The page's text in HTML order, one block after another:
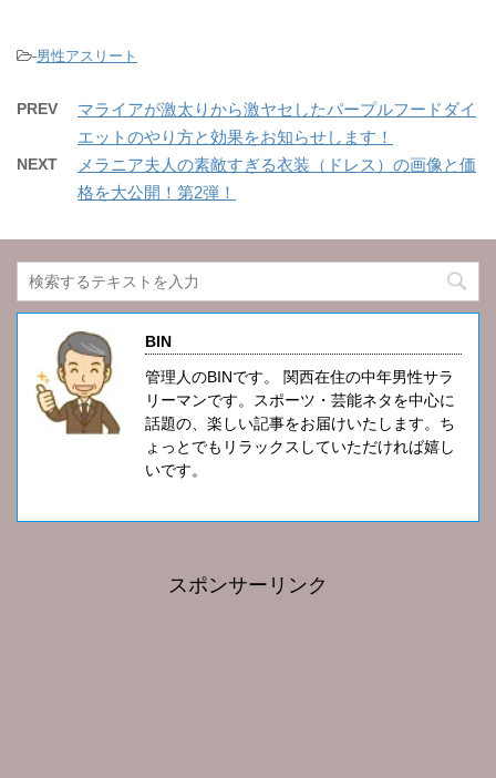
-男性アスリート
PREV
マライアが激太りから激ヤセしたパープルフードダイ
エットのやり方と効果をお知らせします！
NEXT
メラニア夫人の素敵すぎる衣装（ドレス）の画像と価
格を大公開！第2弾！
BIN
管理人のBINです。 関西在住の中年男性サラ
リーマンです。スポーツ・芸能ネタを中心に
話題の、楽しい記事をお届けいたします。ち
ょっとでもリラックスしていただければ嬉し
いです。
スポンサーリンク